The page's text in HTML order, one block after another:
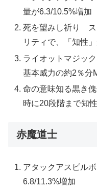
量が6.3/10.5%増
死を望みし祈り ス
リティで、「知性
ライオットマジッ
基本威力の約2％分
命の意味知る黒き
時に20段階まで知
赤魔道士
アタックアスピル
6.8/11.3%増加